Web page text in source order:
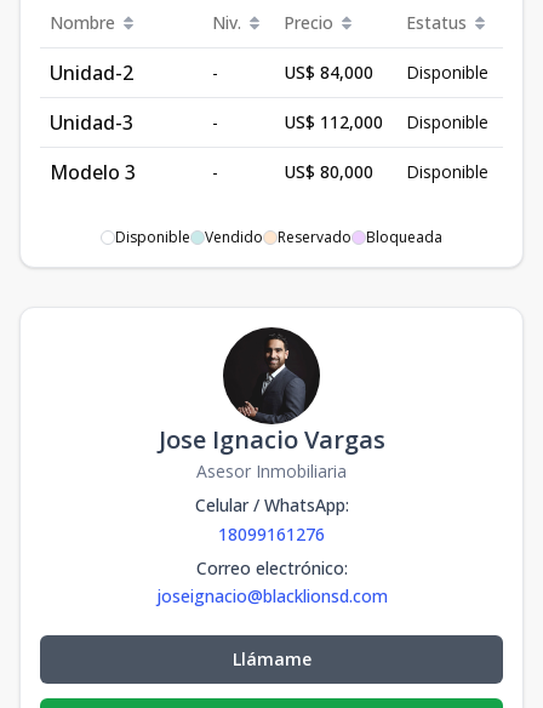
Nombre Niv. Precio Estatus
Unidad-2 - US$ 84,000 Disponible
Unidad-3 - US$ 112,000 Disponible
Modelo 3 - US$ 80,000 Disponible
Disponible Vendido Reservado Bloqueada
Jose Ignacio Vargas
Asesor Inmobiliaria
Celular / WhatsApp:
18099161276
Correo electrónico:
joseignacio@blacklionsd.com
Llámame